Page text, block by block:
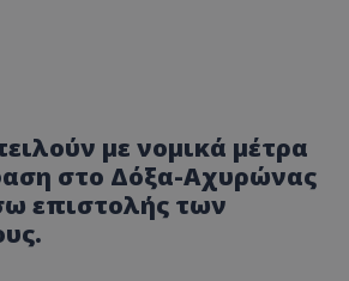
με νομικά μέτρα
στο Δόξα-Αχυρώνας
επιστολής των